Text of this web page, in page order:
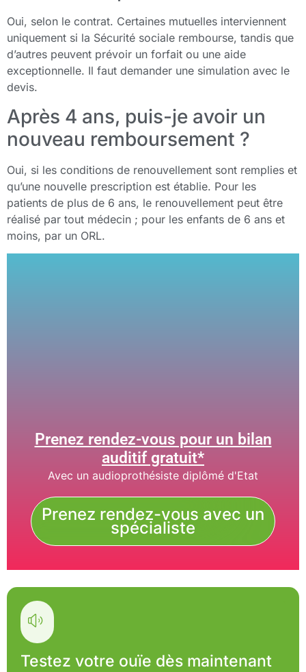
Oui, selon le contrat. Certaines mutuelles interviennent
uniquement si la Sécurité sociale rembourse, tandis que
d’autres peuvent prévoir un forfait ou une aide
exceptionnelle. Il faut demander une simulation avec le
devis.
Après 4 ans, puis-je avoir un
nouveau remboursement ?
Oui, si les conditions de renouvellement sont remplies et
qu’une nouvelle prescription est établie. Pour les
patients de plus de 6 ans, le renouvellement peut être
réalisé par tout médecin ; pour les enfants de 6 ans et
moins, par un ORL.
Prenez rendez-vous pour un bilan
auditif gratuit*
Avec un audioprothésiste diplômé d'Etat
Prenez rendez-vous avec un
spécialiste
Testez votre ouïe dès maintenant